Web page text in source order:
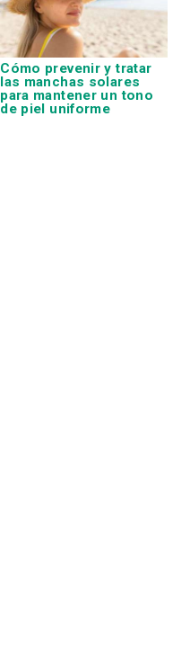
Cómo prevenir y tratar
las manchas solares
para mantener un tono
de piel uniforme